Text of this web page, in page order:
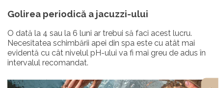
Golirea periodică a jacuzzi-ului
O dată la 4 sau la 6 luni ar trebui să faci acest lucru.
Necesitatea schimbării apei din spa este cu atât mai
evidentă cu cât nivelul pH-ului va fi mai greu de adus în
intervalul recomandat.